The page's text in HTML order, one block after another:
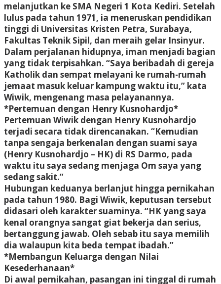
melanjutkan ke SMA Negeri 1 Kota Kediri. Setelah
lulus pada tahun 1971, ia meneruskan pendidikan
tinggi di Universitas Kristen Petra, Surabaya,
Fakultas Teknik Sipil, dan meraih gelar Insinyur.
Dalam perjalanan hidupnya, iman menjadi bagian
yang tidak terpisahkan. “Saya beribadah di gereja
Katholik dan sempat melayani ke rumah-rumah
jemaat masuk keluar kampung waktu itu,” kata
Wiwik, mengenang masa pelayanannya.
*Pertemuan dengan Henry Kusnohardjo*
Pertemuan Wiwik dengan Henry Kusnohardjo
terjadi secara tidak direncanakan. “Kemudian
tanpa sengaja berkenalan dengan suami saya
(Henry Kusnohardjo – HK) di RS Darmo, pada
waktu itu saya sedang menjaga Om saya yang
sedang sakit.”
Hubungan keduanya berlanjut hingga pernikahan
pada tahun 1980. Bagi Wiwik, keputusan tersebut
didasari oleh karakter suaminya. “HK yang saya
kenal orangnya sangat giat bekerja dan serius,
bertanggung jawab. Oleh sebab itu saya memilih
dia walaupun kita beda tempat ibadah.”
*Membangun Keluarga dengan Nilai
Kesederhanaan*
Di awal pernikahan, pasangan ini tinggal di rumah